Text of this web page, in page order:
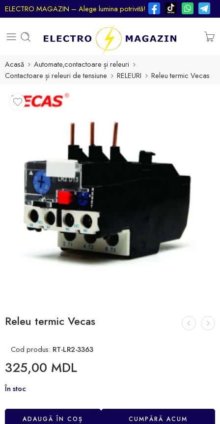
ELECTRO MAGAZIN – Alege lumina potrivită!
Acasă
Automate,contactoare și releuri
Contactoare și releuri de tensiune
RELEURI Releu termic Vecas
Releu termic Vecas
Cod produs: RT-LR2-3363
325,00 MDL
În stoc
ADAUGĂ ÎN COȘ CUMPĂRĂ ACUM